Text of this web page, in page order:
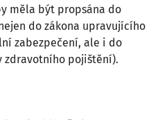
měla být propsána do
do zákona upravujícího
zabezpečení, ale i do
zdravotního pojištění).